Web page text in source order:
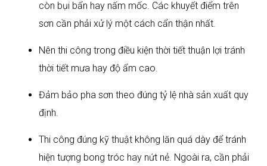
còn bụi bẩn hay nấm mốc. Các khuyết điểm trên
sơn cần phải xử lý một cách cẩn thận nhất.
Nên thi công trong điều kiện thời tiết thuận lợi tránh
thời tiết mưa hay độ ẩm cao.
Đảm bảo pha sơn theo đúng tỷ lệ nhà sản xuất quy
định.
Thi công đúng kỹ thuật không lăn quá dày để tránh
hiện tượng bong tróc hay nứt nẻ. Ngoài ra, cần phải